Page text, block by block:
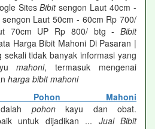
SitesBibitsengon Laut 40cm -
Laut 50cm - 60cm Rp 700/
70cm UP Rp 800/ btg -Bibit
Harga Bibit Mahoni Di Pasaran |
sekali tidak banyak informasi yang
mahoni, termasuk mengenai
harga bibit mahoni
Mahoni
pohonkayu dan obat.
untuk dijadikan ... Jual Bibit